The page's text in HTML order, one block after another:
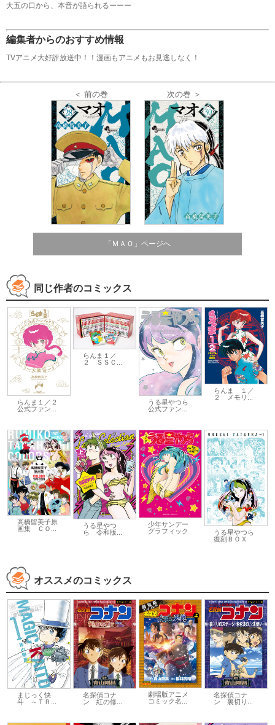
大五の口から、本音が語られるーーー
編集者からのおすすめ情報
TVアニメ大好評放送中！！漫画もアニメもお見逃しなく！
＜ 前の巻 次の巻 ＞
「ＭＡＯ」ページへ
同じ作者のコミックス
らんま１／２
公式ファン...
らんま１／
２ ＳＳＣ...
うる星やつら
公式ファン...
らんま １／
２ メモリ...
高橋留美子原
画集 ＣＯ...
うる星やつ
ら 令和版...
少年サンデー
グラフィック
うる星やつら
復刻ＢＯＸ
オススメのコミックス
まじっく快
斗 ～ＴＲ...
名探偵コナ
ン 紅の修...
劇場版アニメ
コミック名...
名探偵コナ
ン 裏切り...